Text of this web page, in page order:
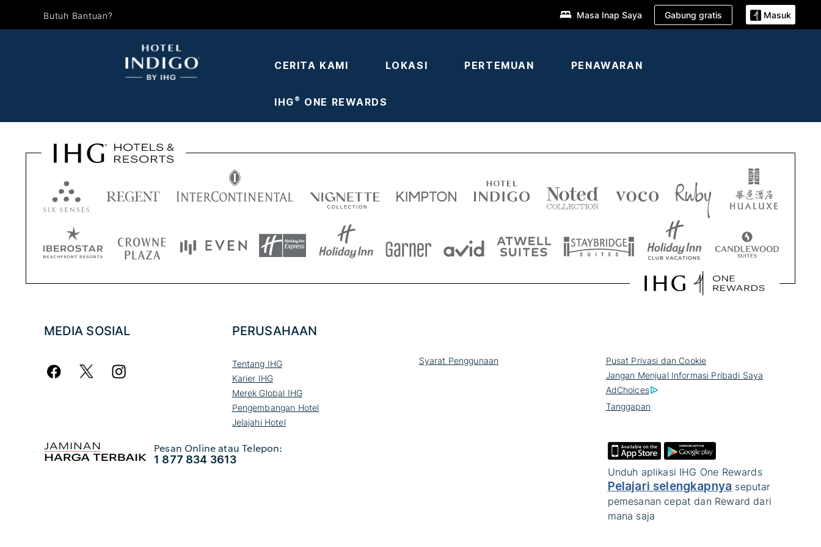
Butuh Bantuan? Masa Inap Saya Gabung gratis Masuk
CERITA KAMI LOKASI PERTEMUAN PENAWARAN
IHG ® ONE REWARDS
MEDIA SOSIAL PERUSAHAAN
Tentang IHG
Karier IHG
Merek Global IHG
Pengembangan Hotel
Jelajahi Hotel
Syarat Penggunaan
Pusat Privasi dan Cookie
Jangan Menjual Informasi Pribadi Saya
AdChoices
Tanggapan
Pesan Online atau Telepon:
1 877 834 3613
Unduh aplikasi IHG One Rewards
Pelajari selengkapnya seputar
pemesanan cepat dan Reward dari
mana saja